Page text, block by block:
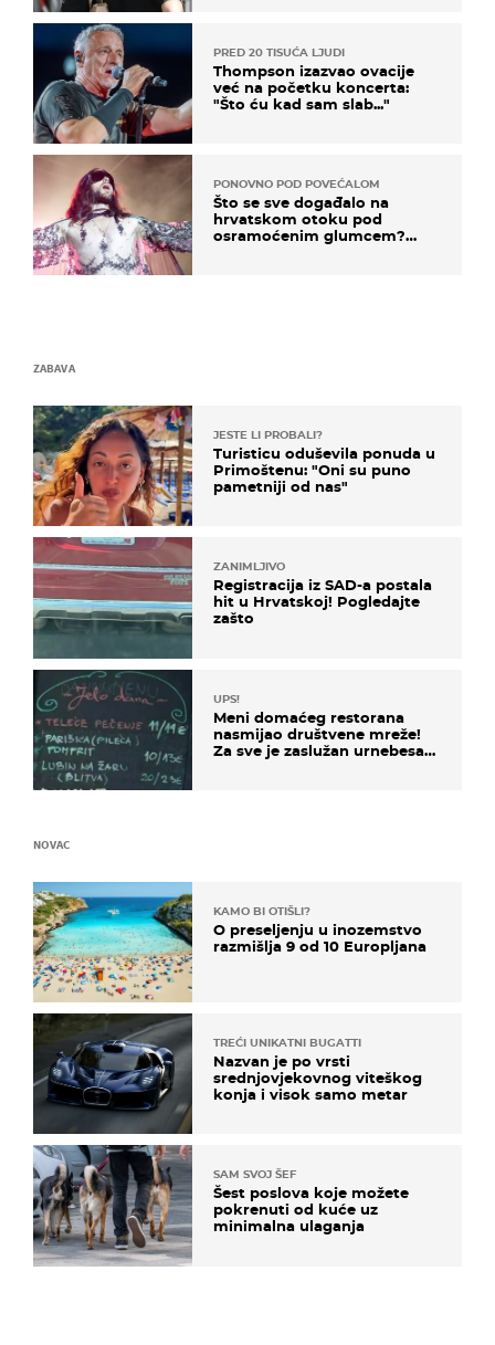
PRED 20 TISUĆA LJUDI
Thompson izazvao ovacije
već na početku koncerta:
"Što ću kad sam slab..."
PONOVNO POD POVEĆALOM
Što se sve događalo na
hrvatskom otoku pod
osramoćenim glumcem?
ZABAVA
JESTE LI PROBALI?
Turisticu oduševila ponuda u
Primoštenu: "Oni su puno
pametniji od nas"
ZANIMLJIVO
Registracija iz SAD-a postala
hit u Hrvatskoj! Pogledajte
zašto
UPS!
Meni domaćeg restorana
nasmijao društvene mreže!
Za sve je zaslužan urnebesan
NOVAC
KAMO BI OTIŠLI?
O preseljenju u inozemstvo
razmišlja 9 od 10 Europljana
TREĆI UNIKATNI BUGATTI
Nazvan je po vrsti
srednjovjekovnog viteškog
konja i visok samo metar
SAM SVOJ ŠEF
Šest poslova koje možete
pokrenuti od kuće uz
minimalna ulaganja